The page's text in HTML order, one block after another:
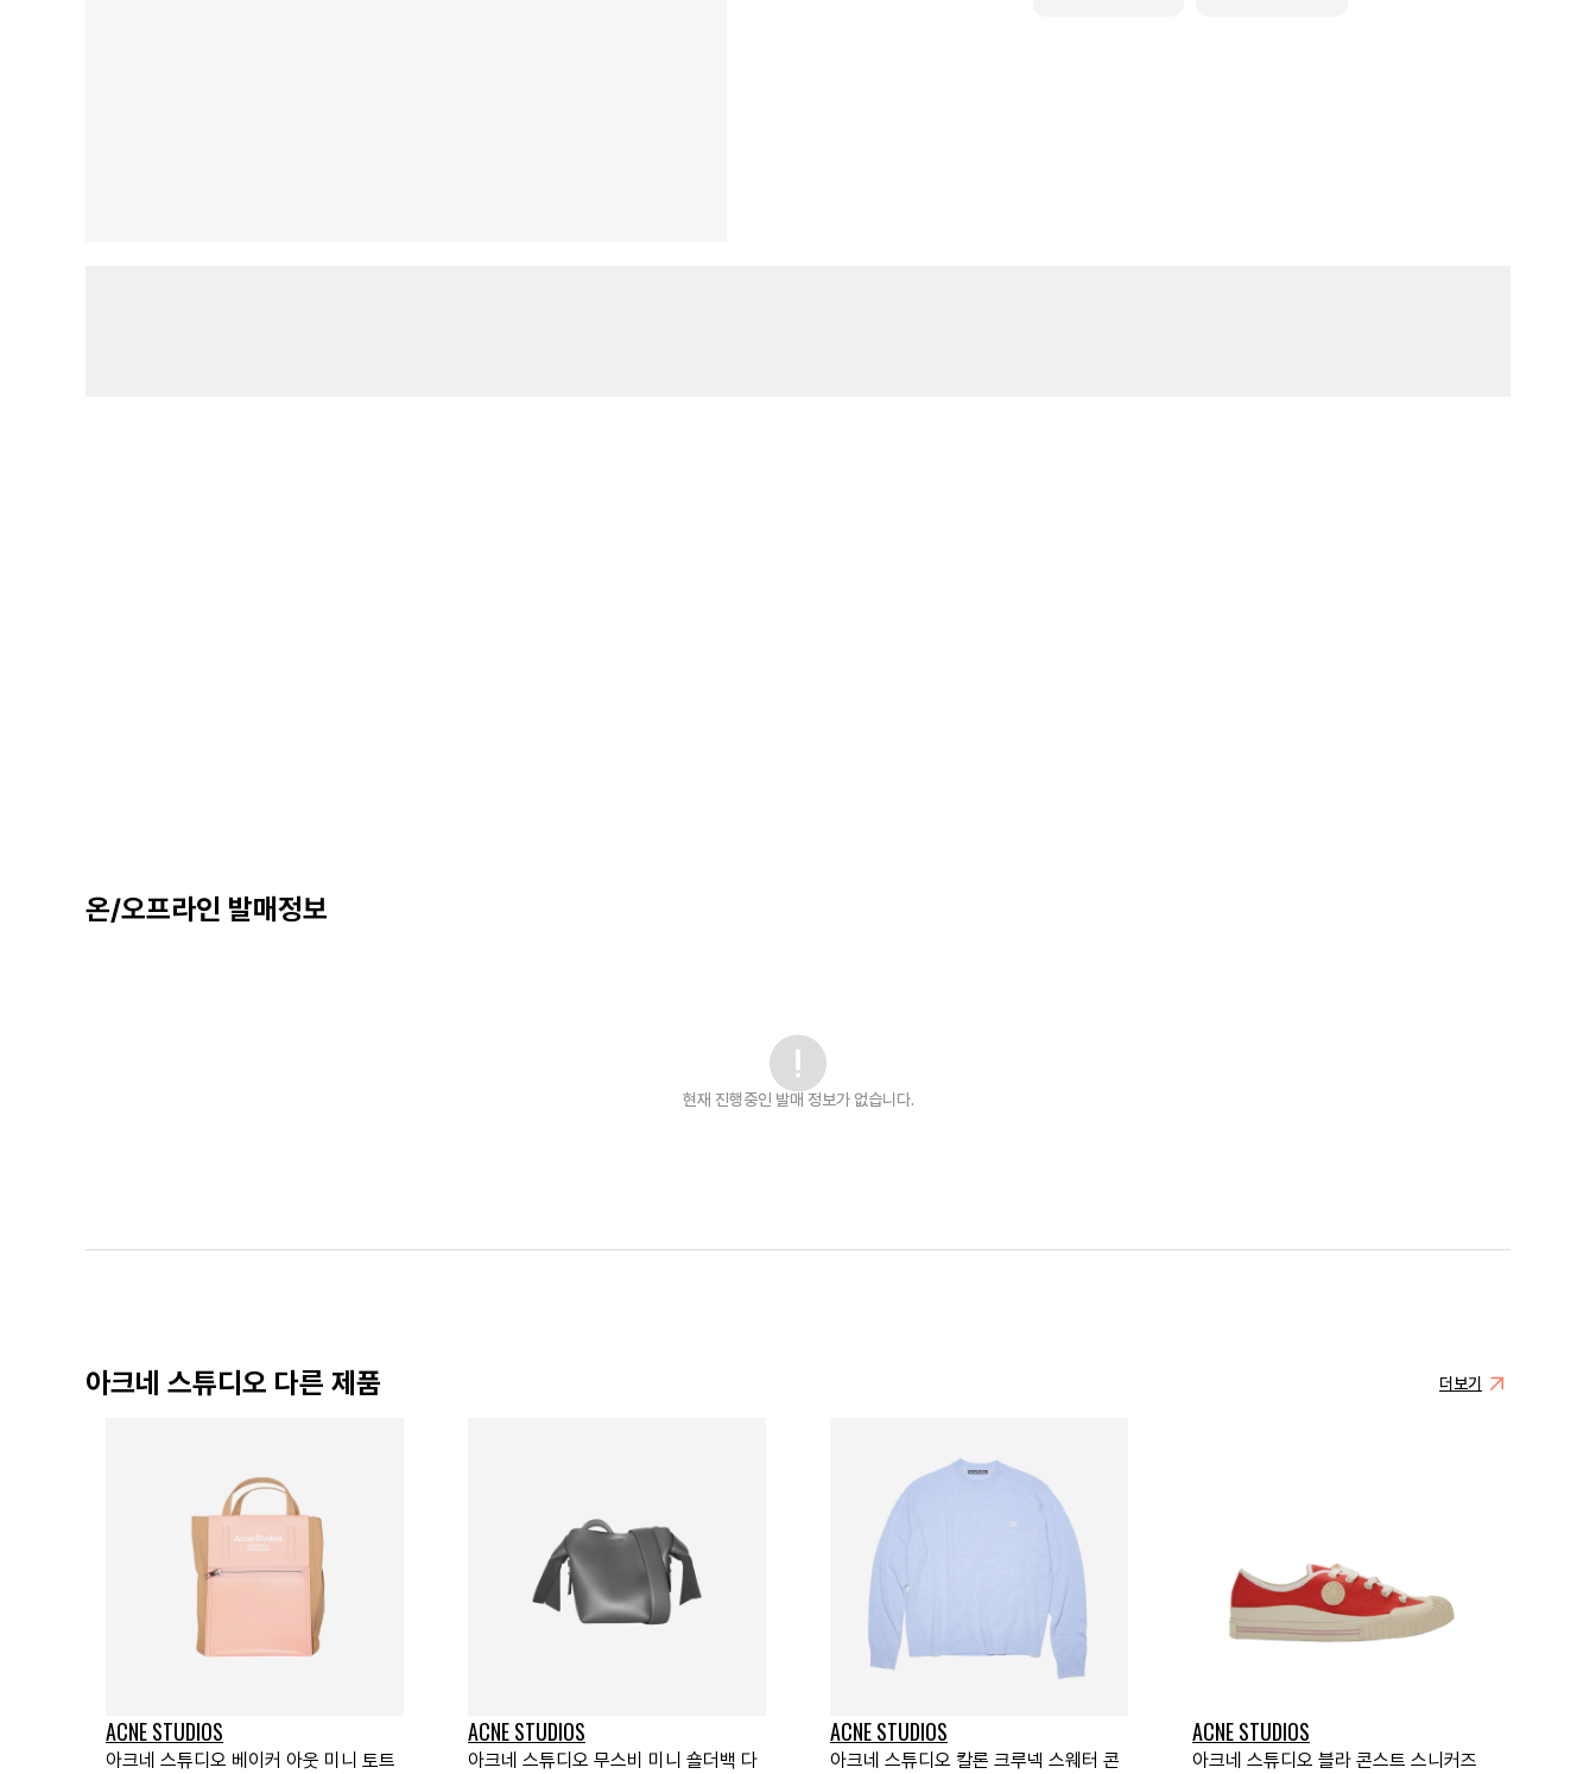
온/오프라인 발매정보
현재 진행중인 발매 정보가 없습니다.
아크네 스튜디오 다른 제품 더보기
ACNE STUDIOS
아크네 스튜디오 베이커 아웃 미니 토트
ACNE STUDIOS
아크네 스튜디오 무스비 미니 숄더백 다
ACNE STUDIOS
아크네 스튜디오 칼론 크루넥 스웨터 콘
ACNE STUDIOS
아크네 스튜디오 블라 콘스트 스니커즈